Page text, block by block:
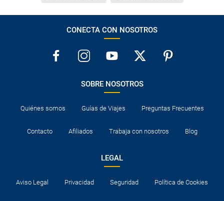
CONECTA CON NOSOTROS
SOBRE NOSOTROS
Quiénes somos Guías de Viajes Preguntas Frecuentes
Contacto Afiliados Trabaja con nosotros Blog
LEGAL
Aviso Legal Privacidad Seguridad Política de Cookies